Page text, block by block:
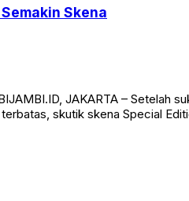
Skena
JAKARTA – Setelah
skutik skena Special